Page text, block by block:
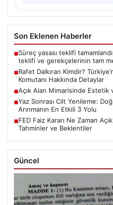
Son Eklenen Haberler
■Süreç yasası teklifi
teklifi ve gerekçelerinin tam
■Rafet Dalkıran Kimdir?
Komutanı Hakkında Detaylar
■Açık Alan Mimarisinde Estetik
■Yaz Sonrası Cilt Yenileme:
Arınmanın En Etkili 3 Yolu
■FED Faiz Kararı Ne Zaman
Tahminler ve Beklentiler
Güncel